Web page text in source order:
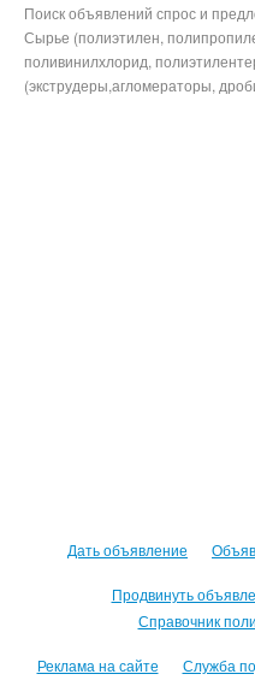
Поиск объявлений спрос и
Сырье (полиэтилен,
поливинилхлорид,
(экструдеры,агломераторы,
Дать объявление
Продвинуть
Справочник
Реклама на сайте Служба